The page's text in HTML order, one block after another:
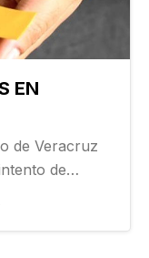
EN
de Veracruz
de
La Secretaría